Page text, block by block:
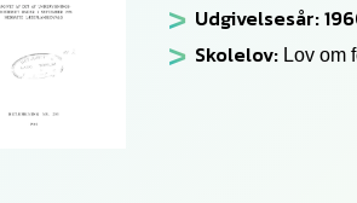
Udgivelsesår:
Skolelov: Lov om